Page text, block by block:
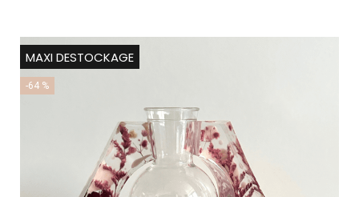
MAXI DESTOCKAGE
-64 %